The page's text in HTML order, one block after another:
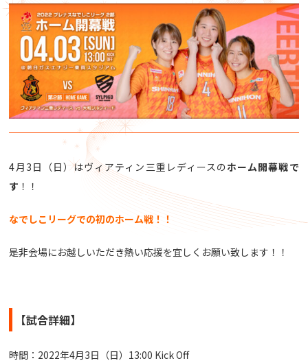
4月3日（日）はヴィアティン三重レディースのホーム開幕戦で
す ！！
なでしこリーグでの初のホーム戦！！
是非会場にお越しいただき熱い応援を宜しくお願い致します！！
【試合詳細】
時間：2022年4月3日（日）13:00 Kick Off